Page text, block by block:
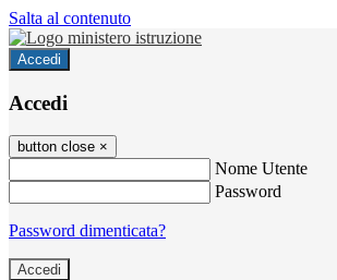
Salta al contenuto
Accedi
Accedi
button close ×
Nome Utente
Password
Password dimenticata?